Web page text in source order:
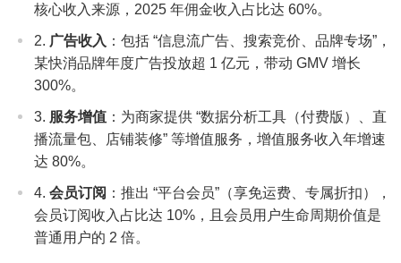
核心收入来源，2025 年佣金收入占比达 60%。
广告收入 ：包括 “信息流广告、搜索竞价、品牌专场”，
某快消品牌年度广告投放超 1 亿元，带动 GMV 增长
300%。
服务增值 ：为商家提供 “数据分析工具（付费版）、直
播流量包、店铺装修” 等增值服务，增值服务收入年增速
达 80%。
会员订阅 ：推出 “平台会员”（享免运费、专属折扣），
会员订阅收入占比达 10%，且会员用户生命周期价值是
普通用户的 2 倍。